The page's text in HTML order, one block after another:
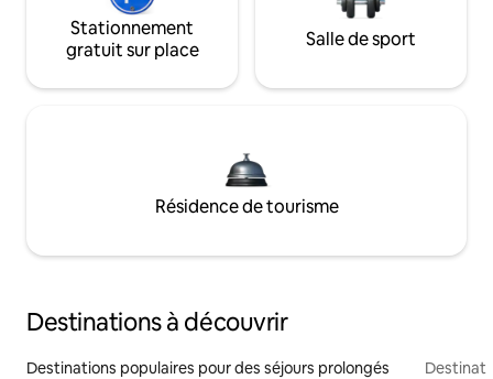
Stationnement
gratuit sur place
Salle de sport
Résidence de tourisme
Destinations à découvrir
Destinations populaires pour des séjours prolongés